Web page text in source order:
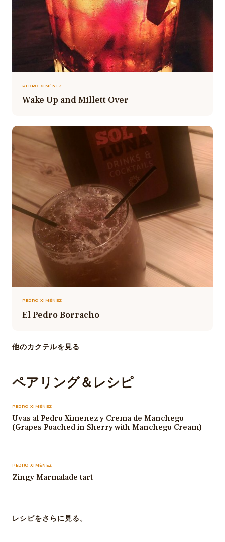
PEDRO XIMÉNEZ
Wake Up and Millett Over
PEDRO XIMÉNEZ
El Pedro Borracho
他のカクテルを見る
ペアリング＆レシピ
PEDRO XIMÉNEZ
Uvas al Pedro Ximenez y Crema de Manchego
(Grapes Poached in Sherry with Manchego Cream)
PEDRO XIMÉNEZ
Zingy Marmalade tart
レシピをさらに見る。